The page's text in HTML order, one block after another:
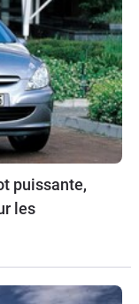
puissante,
les